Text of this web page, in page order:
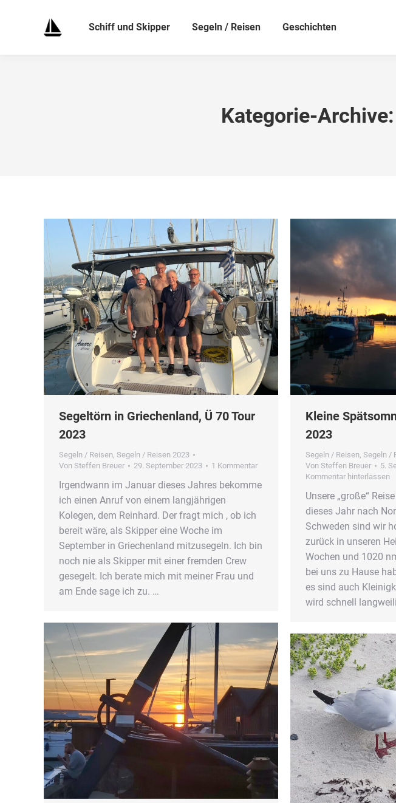
Schiff und Skipper Segeln / Reisen Geschichten
Kategorie-Archive:
Segeltörn in Griechenland, Ü 70 Tour
2023
Segeln / Reisen, Segeln / Reisen 2023
Von Steffen Breuer 29. September 2023 1 Kommentar
Irgendwann im Januar dieses Jahres bekomme
ich einen Anruf von einem langjährigen
Kolegen, dem Reinhard. Der fragt mich , ob ich
bereit wäre, als Skipper eine Woche im
September in Griechenland mitzusegeln. Ich bin
noch nie als Skipper mit einer fremden Crew
gesegelt. Ich berate mich mit meiner Frau und
am Ende sage ich zu. …
Kleine
2023
Segeln / Reisen, Segeln /
Von Steffen Breuer
5.
Kommentar hinterlassen
Unsere „große“
dieses Jahr nach
Schweden sind wir
zurück in unseren
Wochen und 1020
bei uns zu Hause
es sind auch
wird schnell